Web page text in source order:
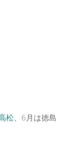
松、6月は徳島